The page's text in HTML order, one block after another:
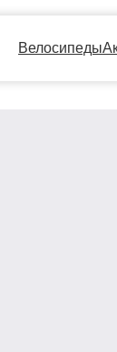
Велосипеды